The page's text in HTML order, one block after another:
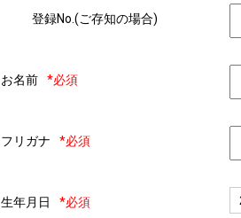
登録No.(ご存知の場合)
お名前 *必須
フリガナ *必須
生年月日 *必須